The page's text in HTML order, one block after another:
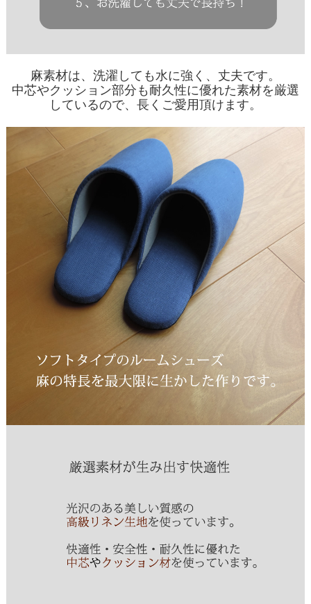
麻素材は、洗濯しても水に強く、丈夫です。
中芯やクッション部分も耐久性に優れた素材を厳選
しているので、長くご愛用頂けます。